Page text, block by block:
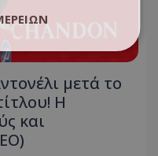
μετά το
Η
και